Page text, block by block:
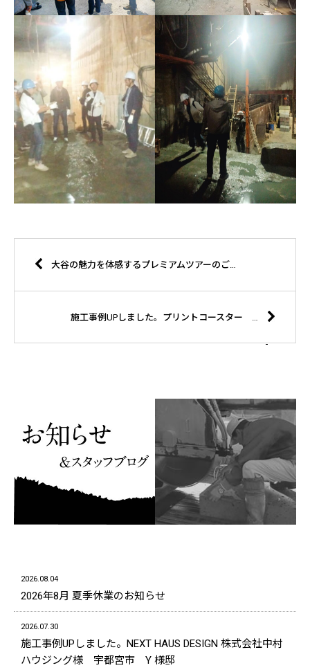
2026.08.04
2026年8月 夏季休業のお知らせ
2026.07.30
施工事例UPしました。NEXT HAUS DESIGN 株式会社中村
ハウジング様 宇都宮市 Y 様邸